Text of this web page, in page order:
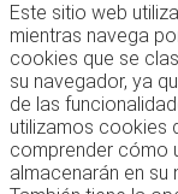
Este sitio web
mientras navega
cookies que se
su navegador, ya
de las
utilizamos cookies
comprender cómo
almacenarán en